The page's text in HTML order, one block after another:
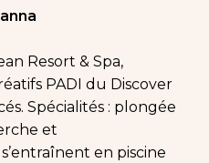
Resort & Spa,
PADI du Discover
Spécialités : plongée
et
en piscine